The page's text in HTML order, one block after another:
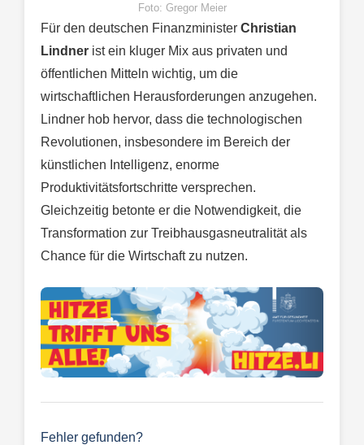
Foto: Gregor Meier
Für den deutschen Finanzminister Christian
Lindner ist ein kluger Mix aus privaten und
öffentlichen Mitteln wichtig, um die
wirtschaftlichen Herausforderungen anzugehen.
Lindner hob hervor, dass die technologischen
Revolutionen, insbesondere im Bereich der
künstlichen Intelligenz, enorme
Produktivitätsfortschritte versprechen.
Gleichzeitig betonte er die Notwendigkeit, die
Transformation zur Treibhausgasneutralität als
Chance für die Wirtschaft zu nutzen.
Fehler gefunden?